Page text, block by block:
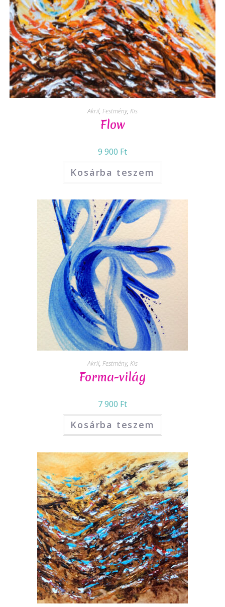
Akril, Festmény, Kis
Flow
9 900 Ft
Kosárba teszem
Akril, Festmény, Kis
Forma-világ
7 900 Ft
Kosárba teszem